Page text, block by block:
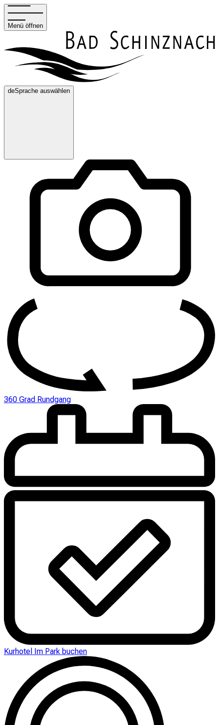
Menü öffnen
deSprache auswählen
360 Grad Rundgang
Kurhotel Im Park buchen